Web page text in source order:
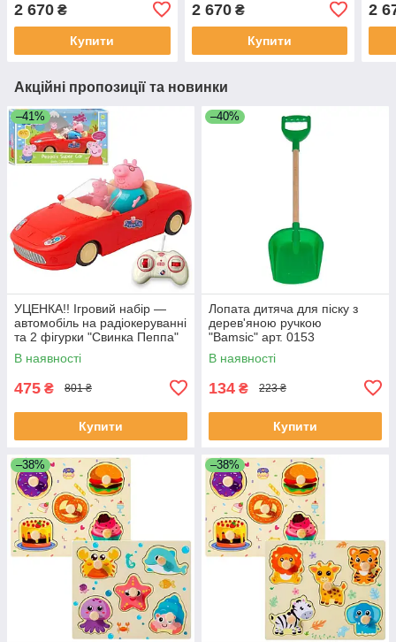
2 670 ₴
Купити
2 670₴
Купити
2
Акційні пропозиції та новинки
–41%
УЦЕНКА!! Ігровий набір —
автомобіль на радіокеруванні
та 2 фігурки "Свинка Пеппа"
(Peppa Pig) арт. 000-1
В наявності
475 ₴ 801 ₴
Купити
–40%
Лопата дитяча для піску з
дерев'яною ручкою
"Bamsic" арт. 0153
В наявності
134 ₴ 223 ₴
Купити
–38% –38%